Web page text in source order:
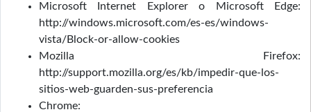
Microsoft Internet Explorer o Microsoft Edge:
http://windows.microsoft.com/es-es/windows-
vista/Block-or-allow-cookies
Mozilla Firefox:
http://support.mozilla.org/es/kb/impedir-que-los-
sitios-web-guarden-sus-preferencia
Chrome: